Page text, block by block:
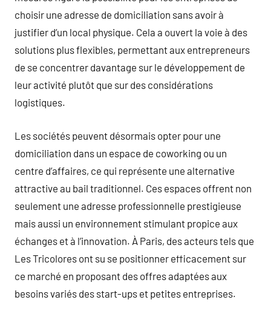
choisir une adresse de domiciliation sans avoir à
justifier d’un local physique. Cela a ouvert la voie à des
solutions plus flexibles, permettant aux entrepreneurs
de se concentrer davantage sur le développement de
leur activité plutôt que sur des considérations
logistiques.
Les sociétés peuvent désormais opter pour une
domiciliation dans un espace de coworking ou un
centre d’affaires, ce qui représente une alternative
attractive au bail traditionnel. Ces espaces offrent non
seulement une adresse professionnelle prestigieuse
mais aussi un environnement stimulant propice aux
échanges et à l’innovation. À Paris, des acteurs tels que
Les Tricolores ont su se positionner efficacement sur
ce marché en proposant des offres adaptées aux
besoins variés des start-ups et petites entreprises.